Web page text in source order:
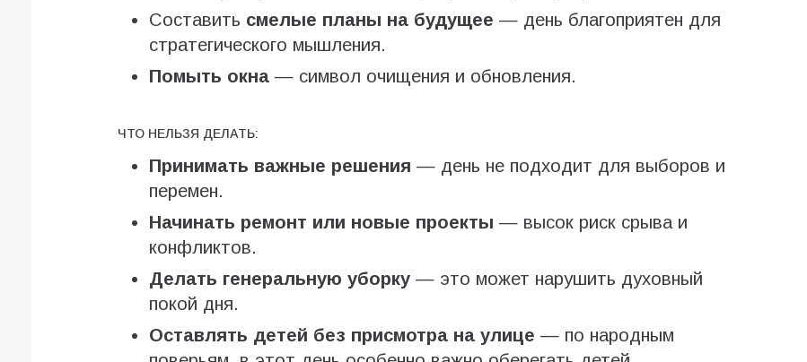
Составить смелые планы на будущее — день благоприятен для
стратегического мышления.
Помыть окна— символ очищения и обновления.
ЧТО НЕЛЬЗЯ ДЕЛАТЬ:
Принимать важные решения — день не подходит для выборов и
перемен.
Начинать ремонт или новые проекты — высок риск срыва и
конфликтов.
Делать генеральную уборку— это может нарушить духовный
покой дня.
Оставлять детей без присмотра на улице — по народным